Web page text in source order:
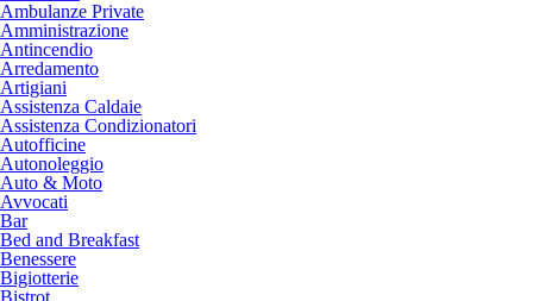
Ambulanze Private
Amministrazione
Antincendio
Arredamento
Artigiani
Assistenza Caldaie
Assistenza Condizionatori
Autofficine
Autonoleggio
Auto & Moto
Avvocati
Bar
Bed and Breakfast
Benessere
Bigiotterie
Bistrot